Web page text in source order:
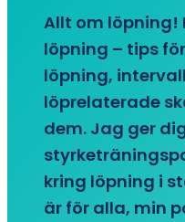
Allt om löpning!
löpning – tips
löpning,
löprelaterade
dem. Jag ger
kring löpning i
är för alla, min